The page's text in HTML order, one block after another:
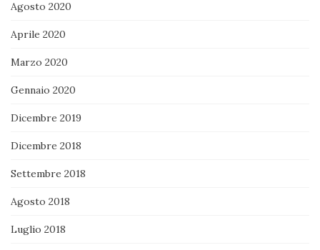
Agosto 2020
Aprile 2020
Marzo 2020
Gennaio 2020
Dicembre 2019
Dicembre 2018
Settembre 2018
Agosto 2018
Luglio 2018